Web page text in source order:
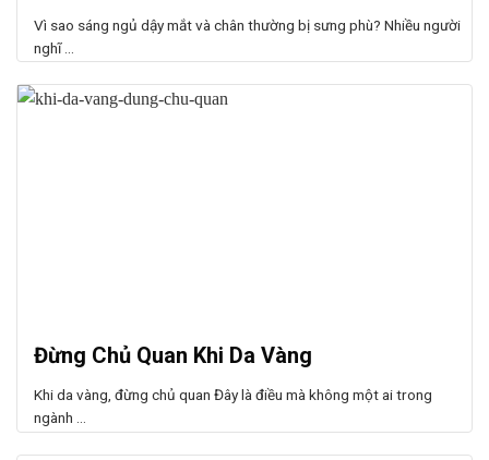
Vì sao sáng ngủ dậy mắt và chân thường bị sưng phù? Nhiều người
nghĩ ...
Đừng Chủ Quan Khi Da Vàng
Khi da vàng, đừng chủ quan Đây là điều mà không một ai trong
ngành ...